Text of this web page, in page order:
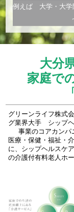
例えば 大学・大学
大分
家庭で
グリーンライフ株式
グ業界大手 シップヘ
事業のコアカンパ
医療・保健・福祉・
に、シップヘルスケ
の介護付有料老人ホ